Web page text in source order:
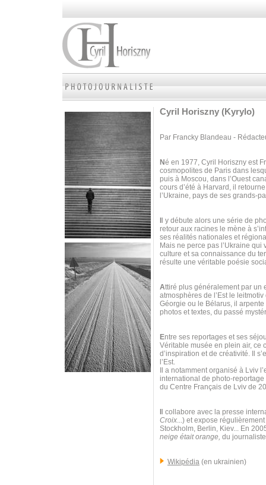
Cyril Horiszny (Kyrylo)
Par Francky Blandeau -
Né en 1977, Cyril Horiszny est
cosmopolites de Paris dans
puis à Moscou, dans l’Ouest
cours d’été à Harvard, il
l’Ukraine, pays de ses grands-
l y débute alors une série de
retour aux racines le mène à
ses réalités nationales et
Mais ne perce pas l’Ukraine
culture et sa connaissance du
résulte une véritable poésie
Attiré plus généralement par un
atmosphères de l’Est le
Géorgie ou le Bélarus, il
photos et textes, du passé
Entre ses reportages et ses
Véritable musée en plein air, ce
d’inspiration et de créativité. Il
l’Est.
Il a notamment organisé à Lviv
international de photo-
du Centre Français de Lviv de
l collabore avec la presse
Croix...) et expose
Stockholm, Berlin, Kiev... En
neige était orange, du
Wikipédia (en ukrainien)